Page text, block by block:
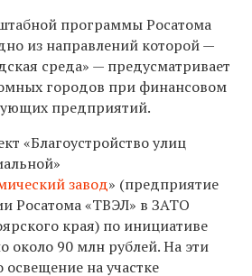
программы Росатома
из направлений которой —
среда» — предусматривает
городов при финансовом
предприятий.
«Благоустройство улиц
завод» (предприятие
Росатома «ТВЭЛ» в ЗАТО
края) по инициативе
около 90 млн рублей. На эти
на участке